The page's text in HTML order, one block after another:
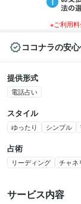
※ご利用
ココナラの安
提供形式
電話占い
スタイル
ゆったり シンプル
占術
リーディング チャネ
サービス内容